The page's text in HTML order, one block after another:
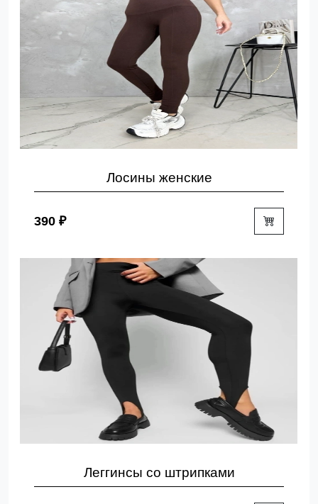
Лосины женские
390 ₽
Леггинсы со штрипками